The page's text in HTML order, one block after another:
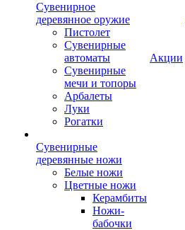
Сувенирное
деревянное оружие
Пистолет
Сувенирные
автоматы
Сувенирные
мечи и топоры
Арбалеты
Луки
Рогатки
Сувенирные
деревянные ножи
Белые ножи
Цветные ножи
Керамбиты
Ножи-
бабочки
Акции